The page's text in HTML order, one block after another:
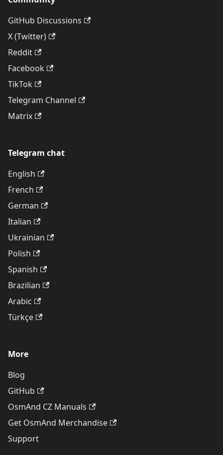
GitHub Discussions
X (Twitter)
Reddit
Facebook
TikTok
Telegram Channel
Matrix
Telegram chat
English
French
German
Italian
Ukrainian
Polish
Spanish
Brazilian
Arabic
Türkçe
More
Blog
GitHub
OsmAnd CZ Manuals
Get OsmAnd Merchandise
Support